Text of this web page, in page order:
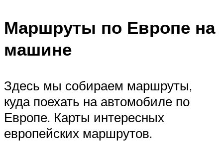
Маршруты по Европе на
машине
Здесь мы собираем маршруты,
куда поехать на автомобиле по
Европе. Карты интересных
европейских маршрутов.